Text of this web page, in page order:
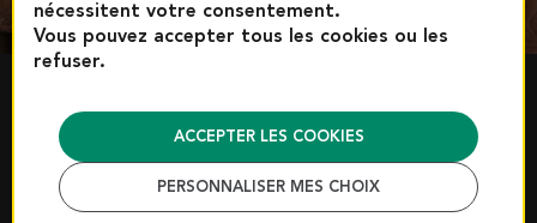
nécessitent votre consentement.
Vous pouvez accepter tous les cookies ou les
refuser.
ACCEPTER LES COOKIES
PERSONNALISER MES CHOIX
AIDES À LA PÂTISSERIE
Ingrédients techniques et naturels pour sublimer vos
créations sucrées